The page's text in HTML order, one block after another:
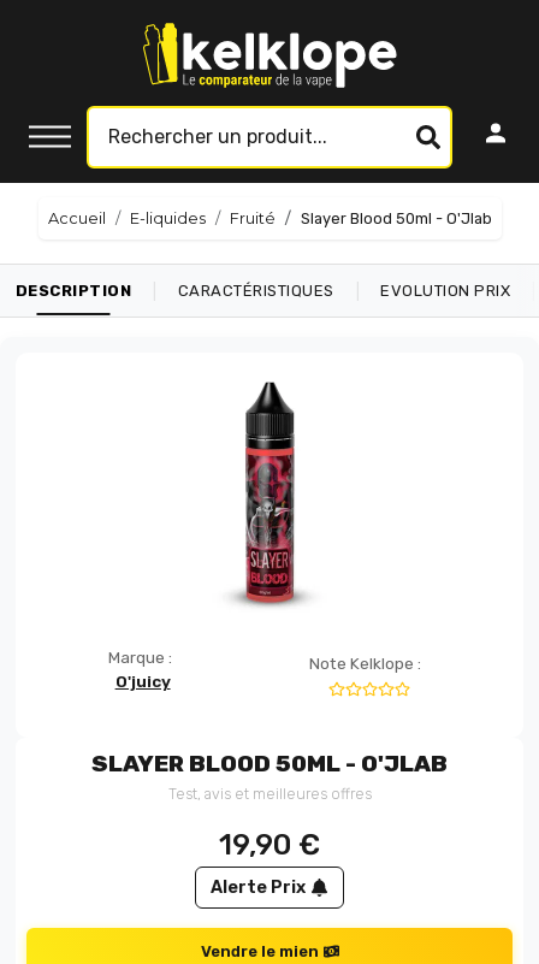
Accueil E-liquides Fruité Slayer Blood 50ml - O'Jlab
DESCRIPTION CARACTÉRISTIQUES EVOLUTION PRIX
Marque :
O'juicy
Note Kelklope :
SLAYER BLOOD 50ML - O'JLAB
Test, avis et meilleures offres
19,90 €
Alerte Prix
Vendre le mien